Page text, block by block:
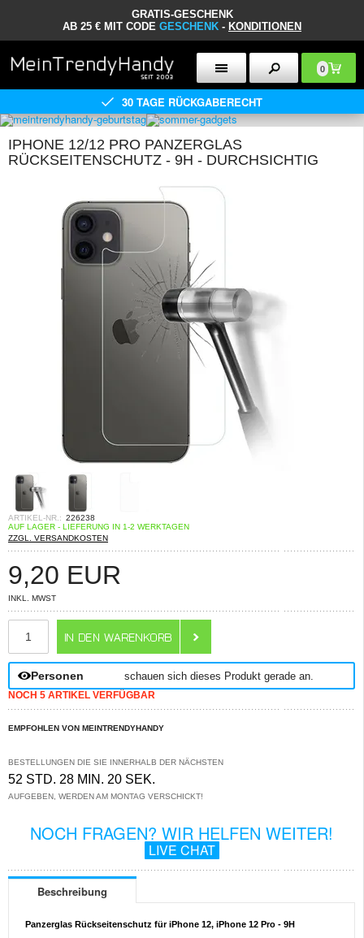
GRATIS-GESCHENK
AB 25 € MIT CODE GESCHENK - KONDITIONEN
0
30 TAGE RÜCKGABERECHT
IPHONE 12/12 PRO PANZERGLAS
RÜCKSEITENSCHUTZ - 9H - DURCHSICHTIG
ARTIKEL-NR.: 226238
AUF LAGER - LIEFERUNG IN 1-2 WERKTAGEN
ZZGL. VERSANDKOSTEN
9,20 EUR
INKL. MWST
Personen schauen sich dieses Produkt gerade an.
NOCH 5 ARTIKEL VERFÜGBAR
EMPFOHLEN VON MEINTRENDYHANDY
BESTELLUNGEN DIE SIE INNERHALB DER NÄCHSTEN
52 STD. 28 MIN. 20 SEK.
AUFGEBEN, WERDEN AM MONTAG VERSCHICKT!
NOCH FRAGEN? WIR HELFEN WEITER!
LIVE CHAT
Beschreibung
Panzerglas Rückseitenschutz für iPhone 12, iPhone 12 Pro - 9H